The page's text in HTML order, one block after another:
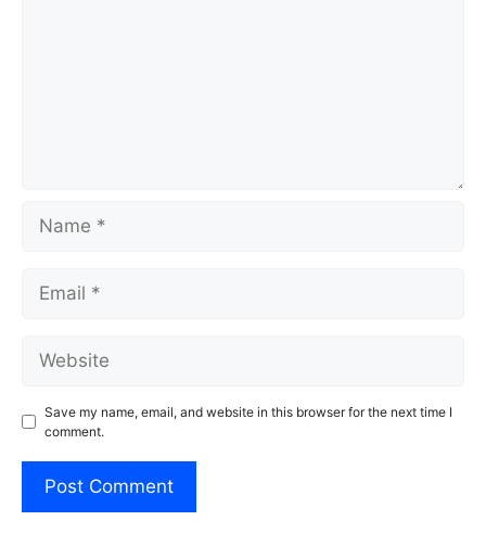
Save my name, email, and website in this browser for the next time I
comment.